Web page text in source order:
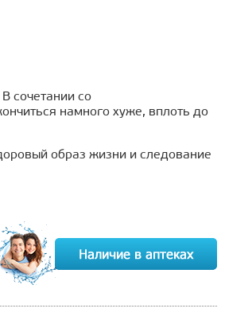
сочетании со
намного хуже, вплоть до
образ жизни и следование